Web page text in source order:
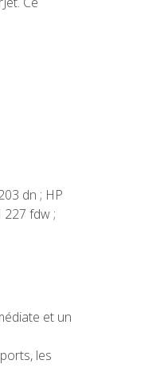
dn ; HP
227 fdw ;
et un
les